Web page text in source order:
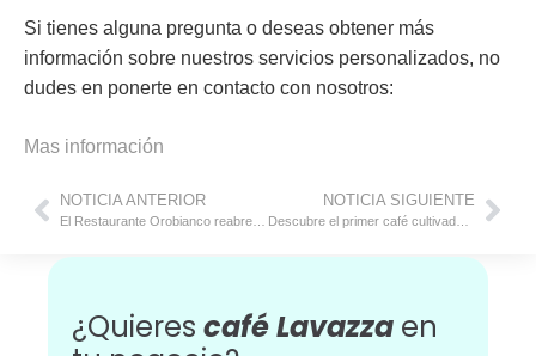
Si tienes alguna pregunta o deseas obtener más
información sobre nuestros servicios personalizados, no
dudes en ponerte en contacto con nosotros:
Mas información
NOTICIA ANTERIOR
El Restaurante Orobianco reabre junto a Paolo Casagrande
NOTICIA SIGUIENTE
Descubre el primer café cultivado en Marte
¿Quieres café Lavazza en